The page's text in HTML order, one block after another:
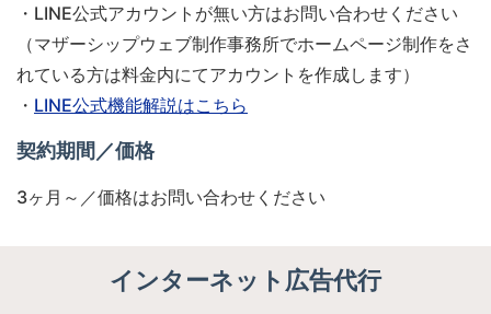
・LINE公式アカウントが無い方はお問い合わせください
（マザーシップウェブ制作事務所でホームページ制作をさ
れている方は料金内にてアカウントを作成します）
・ LINE公式機能解説はこちら
契約期間／価格
3ヶ月～／価格はお問い合わせください
インターネット広告代行